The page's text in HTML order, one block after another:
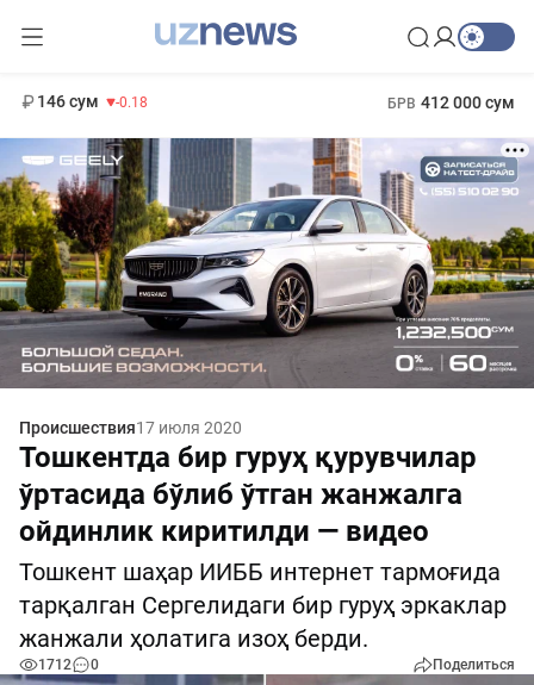
146 сум -0.18 БРВ 412 000 сум
Происшествия17 июля 2020
Тошкентда бир гуруҳ қурувчилар
ўртасида бўлиб ўтган жанжалга
ойдинлик киритилди — видео
Тошкент шаҳар ИИББ интернет тармоғида
тарқалган Сергелидаги бир гуруҳ эркаклар
жанжали ҳолатига изоҳ берди.
1712 0 Поделиться